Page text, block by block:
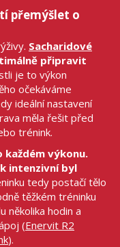
přemýšlet o
Sacharidové
připravit
je to výkon
očekáváme
ideální nastavení
měla řešit před
trénink.
každém výkonu.
intenzivní byl
tedy postačí tělo
těžkém tréninku
několika hodin a
(Enervit R2
).